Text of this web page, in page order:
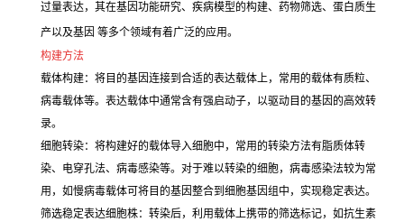
过量表达，其在基因功能研究、疾病模型的构建、药物筛选、蛋白质生
产以及基因 等多个领域有着广泛的应用。
构建方法
载体构建：将目的基因连接到合适的表达载体上，常用的载体有质粒、
病毒载体等。表达载体中通常含有强启动子，以驱动目的基因的高效转
录。
细胞转染：将构建好的载体导入细胞中，常用的转染方法有脂质体转
染、电穿孔法、病毒感染等。对于难以转染的细胞，病毒感染法较为常
用，如慢病毒载体可将目的基因整合到细胞基因组中，实现稳定表达。
筛选稳定表达细胞株：转染后，利用载体上携带的筛选标记，如抗生素